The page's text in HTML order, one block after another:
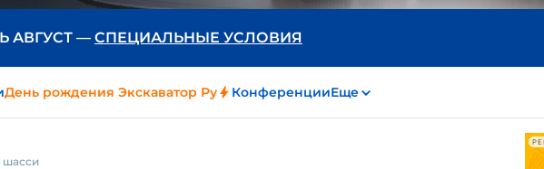
АВГУСТ — СПЕЦИАЛЬНЫЕ УСЛОВИЯ
День рождения Экскаватор Ру КонференцииЕще
шасси